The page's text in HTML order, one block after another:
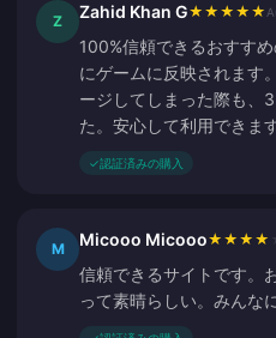
Z Zahid Khan G★ ★ ★ ★ ★
100%信頼できるおすす
にゲームに反映されます
ージしてしまった際も、
た。安心して利用できます
✓認証済みの購入
M Micooo Micooo★ ★ ★ ★
信頼できるサイトです。
って素晴らしい。みんな